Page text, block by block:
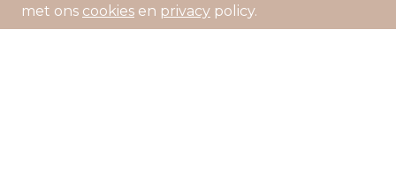
met ons cookies en privacy policy.